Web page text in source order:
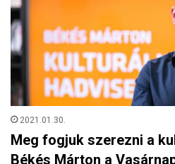
2021.01.30.
Meg fogjuk szerezni a
Békés Márton a